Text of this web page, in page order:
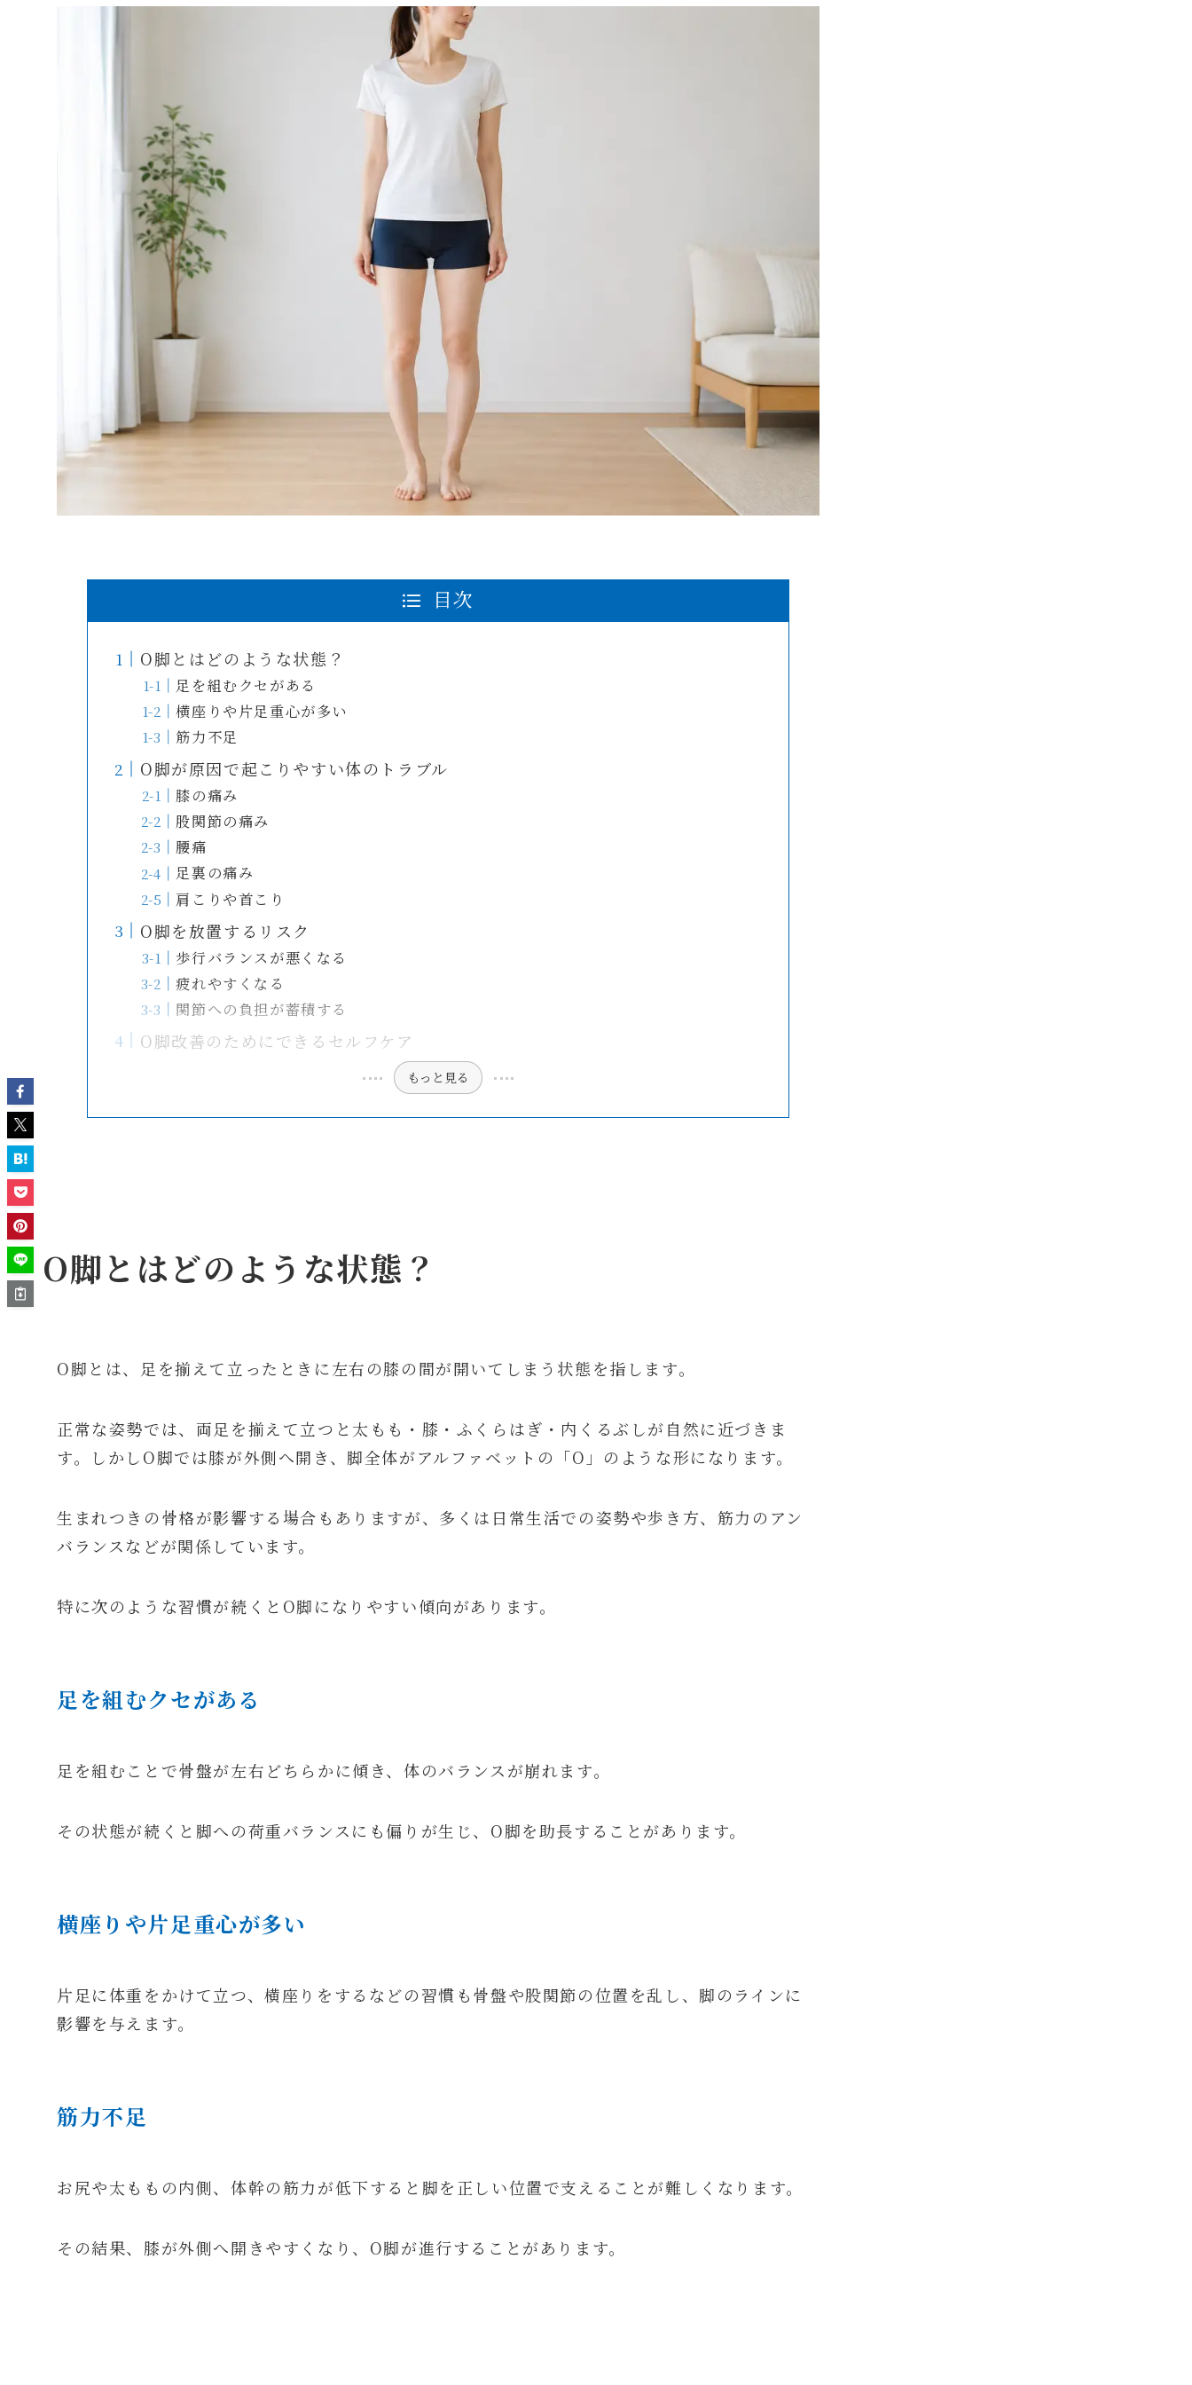
目次
O脚とはどのような状態？
足を組むクセがある
横座りや片足重心が多い
筋力不足
O脚が原因で起こりやすい体のトラブル
膝の痛み
股関節の痛み
腰痛
足裏の痛み
肩こりや首こり
O脚を放置するリスク
歩行バランスが悪くなる
疲れやすくなる
関節への負担が蓄積する
O脚改善のためにできるセルフケア
もっと見る
O脚とはどのような状態？
O脚とは、足を揃えて立ったときに左右の膝の間が開いてしまう状態を指します。
正常な姿勢では、両足を揃えて立つと太もも・膝・ふくらはぎ・内くるぶしが自然に近づきま
す。しかしO脚では膝が外側へ開き、脚全体がアルファベットの「O」のような形になります。
生まれつきの骨格が影響する場合もありますが、多くは日常生活での姿勢や歩き方、筋力のアン
バランスなどが関係しています。
特に次のような習慣が続くとO脚になりやすい傾向があります。
足を組むクセがある
足を組むことで骨盤が左右どちらかに傾き、体のバランスが崩れます。
その状態が続くと脚への荷重バランスにも偏りが生じ、O脚を助長することがあります。
横座りや片足重心が多い
片足に体重をかけて立つ、横座りをするなどの習慣も骨盤や股関節の位置を乱し、脚のラインに
影響を与えます。
筋力不足
お尻や太ももの内側、体幹の筋力が低下すると脚を正しい位置で支えることが難しくなります。
その結果、膝が外側へ開きやすくなり、O脚が進行することがあります。